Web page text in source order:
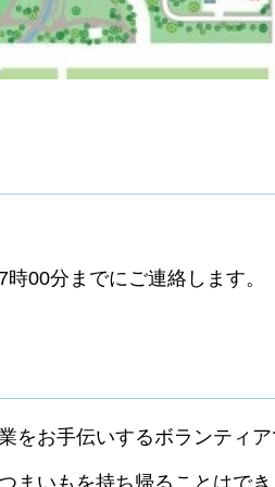
00分までにご連絡します。
をお手伝いするボランティア